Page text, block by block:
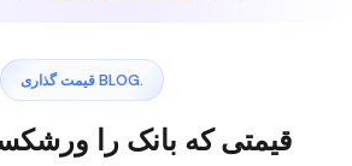
.BLOG قیمت گذاری
قیمتی که بانک را